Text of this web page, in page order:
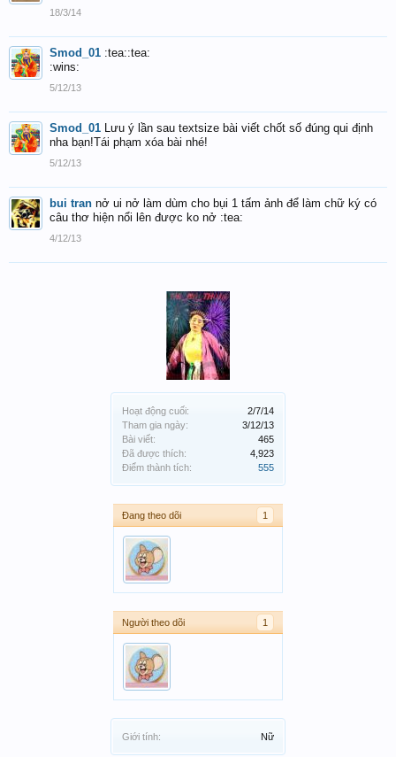
Hoạt động cuối:
2/7/14
Tham gia ngày:
3/12/13
Bài viết:
465
Đã được thích:
4,923
Điểm thành tích:
555
Đang theo dõi 1
Người theo dõi 1
Giới tính: Nữ
18/3/14
Smod_01 :tea::tea:
:wins:
5/12/13
Smod_01 Lưu ý lần sau textsize bài viết chốt số đúng qui định
nha bạn!Tái phạm xóa bài nhé!
5/12/13
bui tran nở ui nở làm dùm cho bụi 1 tấm ảnh để làm chữ ký có
câu thơ hiện nổi lên được ko nở :tea:
4/12/13